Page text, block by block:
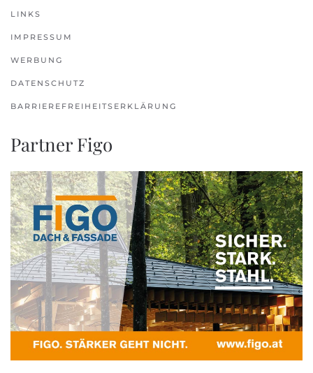
LINKS
IMPRESSUM
WERBUNG
DATENSCHUTZ
BARRIEREFREIHEITSERKLÄRUNG
Partner Figo